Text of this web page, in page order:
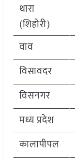
थारा
(शिहोरी)
वाव
विसावदर
विसनगर
मध्य प्रदेश
कालापीपल